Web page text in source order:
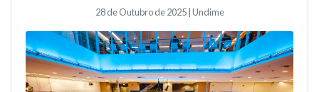
28 de Outubro de 2025 | Undime